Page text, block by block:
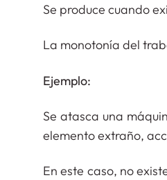
Se produce cuando
La monotonía del
Ejemplo:
Se atasca una
elemento extraño,
En este caso, no